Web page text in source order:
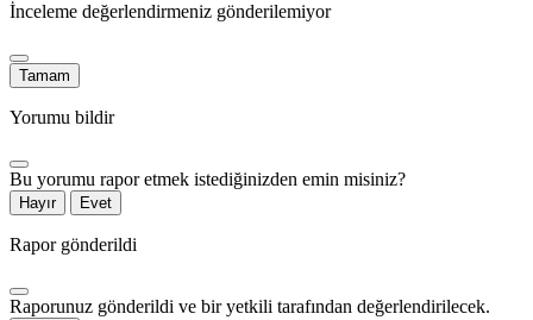
İnceleme değerlendirmeniz gönderilemiyor
Tamam
Yorumu bildir
Bu yorumu rapor etmek istediğinizden emin misiniz?
Hayır Evet
Rapor gönderildi
Raporunuz gönderildi ve bir yetkili tarafından değerlendirilecek.